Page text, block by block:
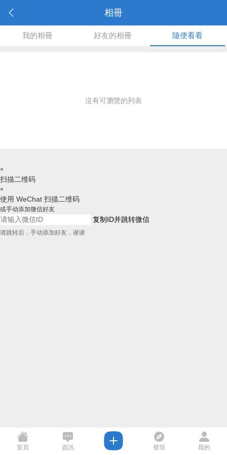
相冊
我的相冊 好友的相冊 隨便看看
沒有可瀏覽的列表
×
扫描二维码
×
使用 WeChat 扫描二维码
或手动添加微信好友
复制ID并跳转微信
请跳转后，手动添加好友，谢谢
首頁 資訊 發現 我的